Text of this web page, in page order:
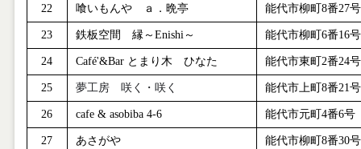
22 喰いもんや ａ．晩亭 能代市柳町 8番27号
23 鉄板空間 縁～ Enishi～ 能代市柳町 6番16号
24 Café'&Bar とまり木 ひなた 能代市東町 2番24号
25 夢工房 咲く・咲く 能代市上町 8番21号
26 cafe & asobiba 4-6 能代市元町 4番6号
27 あさがや 能代市柳町 8番30号